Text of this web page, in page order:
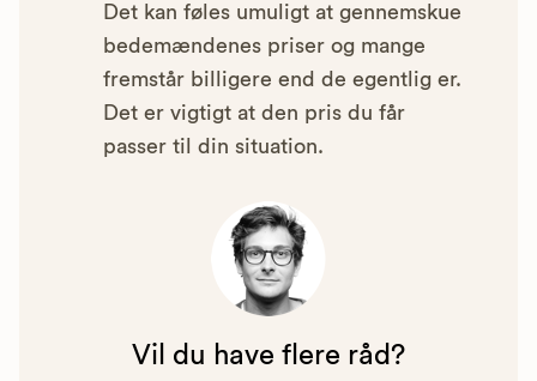
Det kan føles umuligt at gennemskue
bedemændenes priser og mange
fremstår billigere end de egentlig er.
Det er vigtigt at den pris du får
passer til din situation.
Vil du have flere råd?